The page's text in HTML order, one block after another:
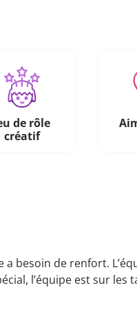
de rôle
créatif
besoin de renfort.
l’équipe est sur les